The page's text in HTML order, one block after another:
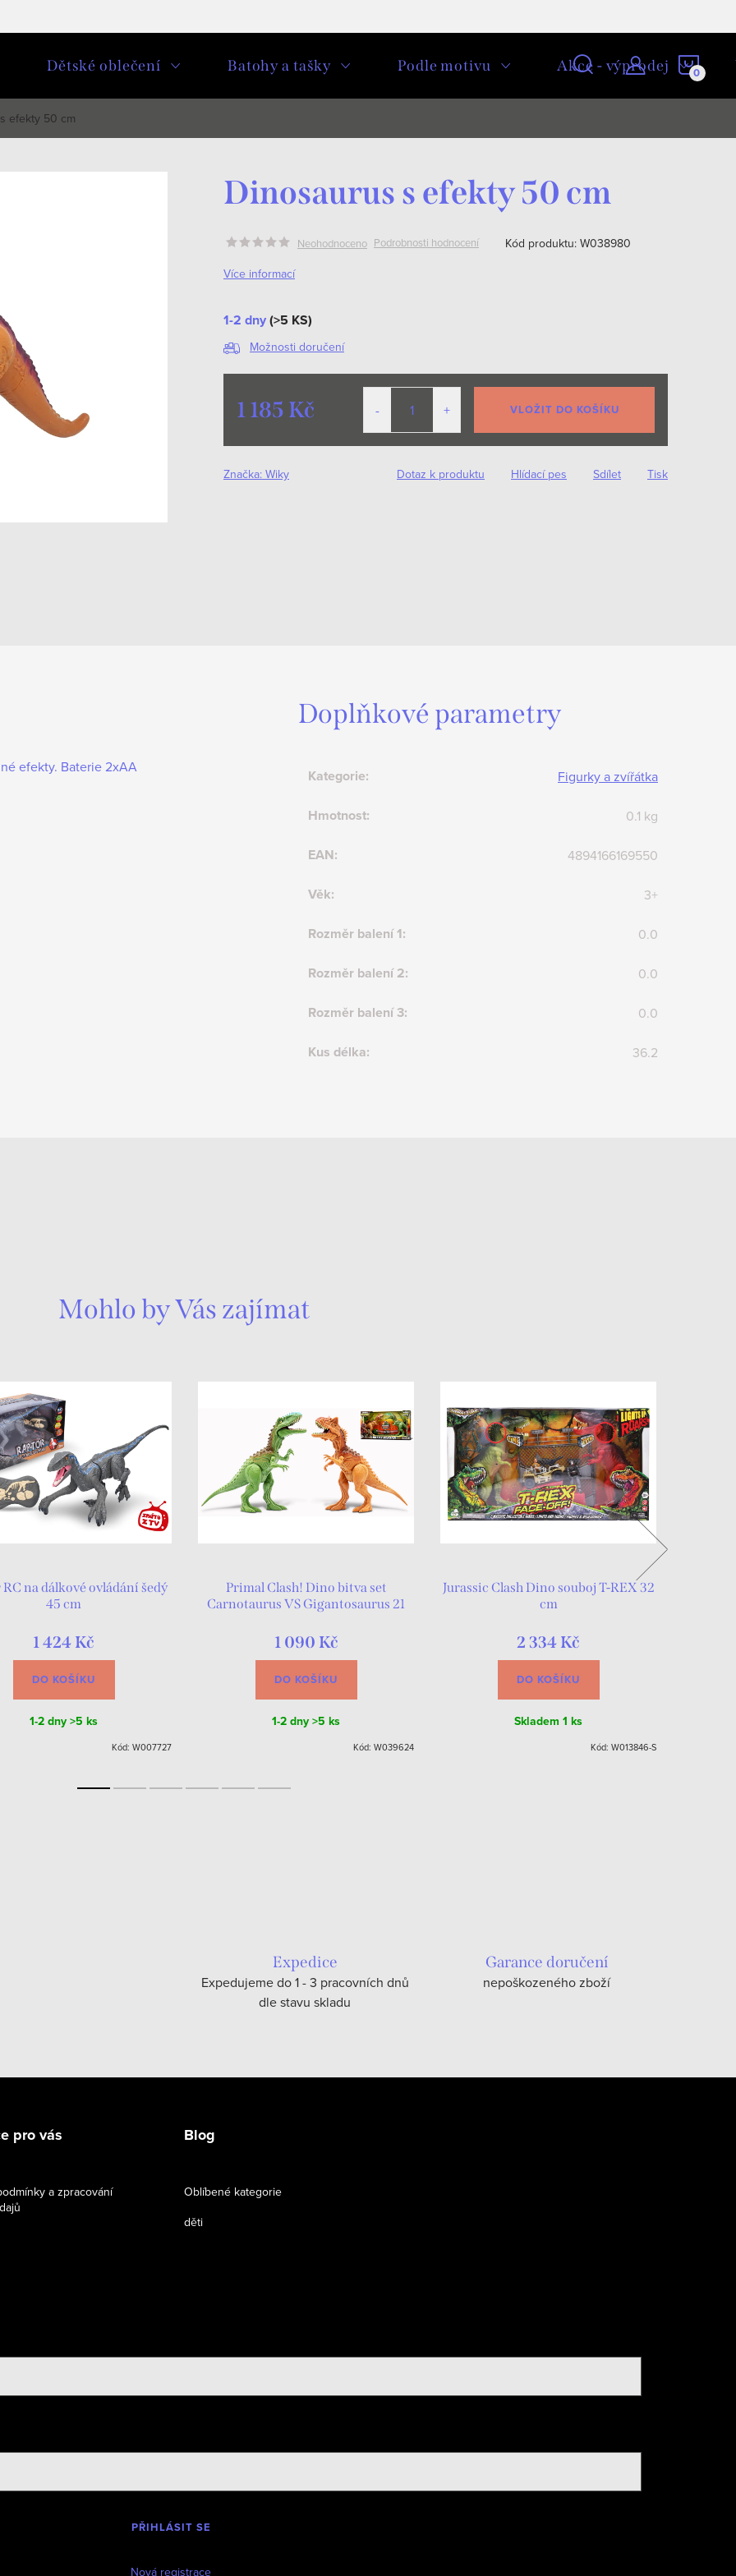
Dětské oblečení Batohy a tašky Podle motivu Akce - výprodej
efekty 50 cm
Dinosaurus s efekty 50 cm
Neohodnoceno Podrobnosti hodnocení Kód produktu: W038980
Více informací
1-2 dny(>5 KS)
Možnosti doručení
1 185 Kč
cena:
VLOŽIT DO KOŠÍKU
Značka: Wiky Tisk
Dotaz k produktu Hlídací pes Sdílet
efekty. Baterie 2xAA
Doplňkové parametry
Kategorie: Figurky a zvířátka
Hmotnost: 0.1 kg
EAN: 4894166169550
Věk: 3+
Rozměr balení 1: 0.0
Rozměr balení 2: 0.0
Rozměr balení 3: 0.0
Kus délka: 36.2
Mohlo by Vás zajímat
na dálkové ovládání šedý
45 cm
1 424 Kč
DO KOŠÍKU
1-2 dny>5 ks
Kód: W007727
Primal Clash! Dino bitva set
Carnotaurus VS Gigantosaurus 21
1 090 Kč
DO KOŠÍKU
1-2 dny>5 ks
Kód: W039624
Jurassic Clash Dino souboj T-REX 32
cm
2 334 Kč
DO KOŠÍKU
Skladem 1 ks
Kód: W013846-S
Expedice
Expedujeme do 1 - 3 pracovních dnů
dle stavu skladu
Garance doručení
nepoškozeného zboží
pro vás
a zpracování
Blog
Oblíbené kategorie
děti
PŘIHLÁSIT SE
Nová registrace